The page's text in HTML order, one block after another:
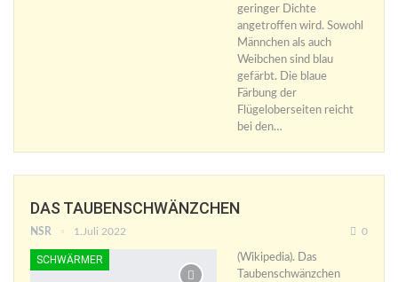
geringer Dichte
angetroffen wird. Sowohl
Männchen als auch
Weibchen sind blau
gefärbt. Die blaue
Färbung der
Flügeloberseiten reicht
bei den…
DAS TAUBENSCHWÄNZCHEN
NSR 1.Juli 2022 0
SCHWÄRMER
(Wikipedia). Das
Taubenschwänzchen